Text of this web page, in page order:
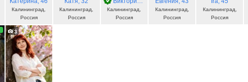
Калининград,
Россия
Калининград,
Россия
Калининград,
Россия
Калининград,
Россия
Калининград,
Россия
3